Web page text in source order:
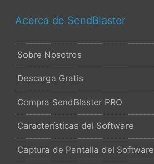
Acerca de SendBlaster
Sobre Nosotros
Descarga Gratis
Compra SendBlaster PRO
Características del Software
Captura de Pantalla del Software